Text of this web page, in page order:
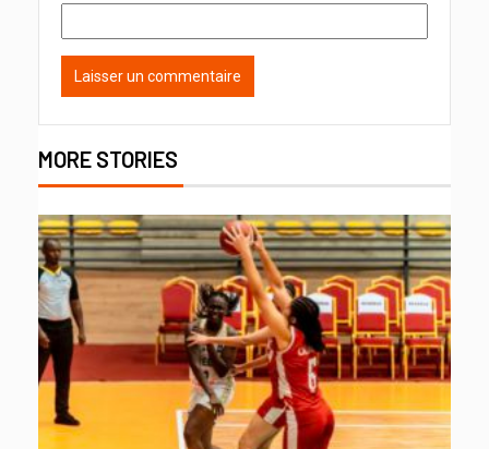
MORE STORIES